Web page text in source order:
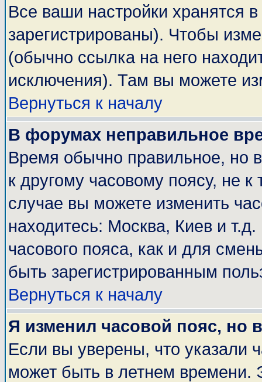
Все ваши настройки хранятся
зарегистрированы). Чтобы
(обычно ссылка на него
исключения). Там вы можете
Вернуться к началу
В форумах неправильное
Время обычно правильное, но
к другому часовому поясу, не
случае вы можете изменить
находитесь: Москва, Киев и
часового пояса, как и для
быть зарегистрированным
Вернуться к началу
Я изменил часовой пояс, но
Если вы уверены, что указали
может быть в летнем времени.